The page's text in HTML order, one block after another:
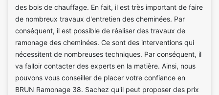
des bois de chauffage. En fait, il est très important de faire
de nombreux travaux d'entretien des cheminées. Par
conséquent, il est possible de réaliser des travaux de
ramonage des cheminées. Ce sont des interventions qui
nécessitent de nombreuses techniques. Par conséquent, il
va falloir contacter des experts en la matière. Ainsi, nous
pouvons vous conseiller de placer votre confiance en
BRUN Ramonage 38. Sachez qu'il peut proposer des prix